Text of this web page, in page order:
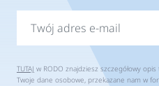
TUTAJ w RODO znajdziesz szczegółowy
Twoje dane osobowe, przekazane nam w